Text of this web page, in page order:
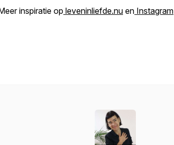
inspiratie op leveninliefde.nu en Instagram